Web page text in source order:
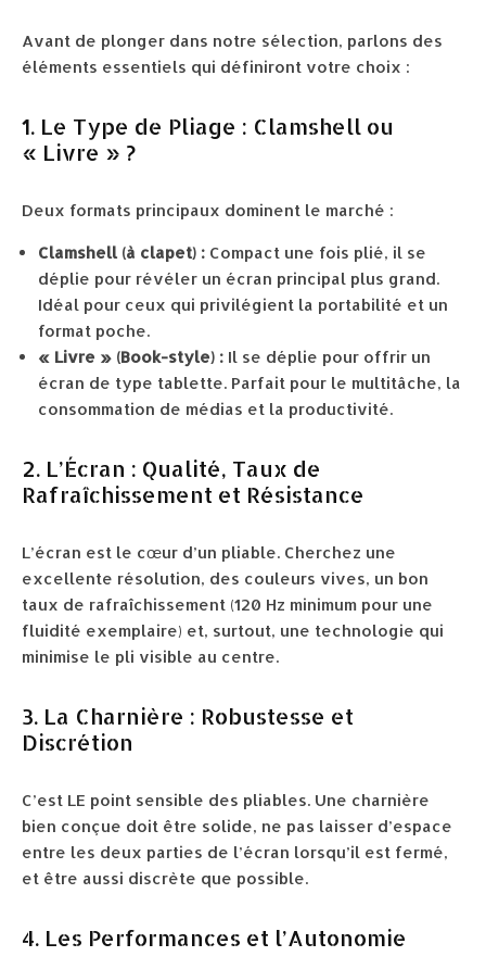
Avant de plonger dans notre sélection, parlons des
éléments essentiels qui définiront votre choix :
1. Le Type de Pliage : Clamshell ou
« Livre » ?
Deux formats principaux dominent le marché :
Clamshell (à clapet) : Compact une fois plié, il se
déplie pour révéler un écran principal plus grand.
Idéal pour ceux qui privilégient la portabilité et un
format poche.
« Livre » (Book-style) : Il se déplie pour offrir un
écran de type tablette. Parfait pour le multitâche, la
consommation de médias et la productivité.
2. L’Écran : Qualité, Taux de
Rafraîchissement et Résistance
L’écran est le cœur d’un pliable. Cherchez une
excellente résolution, des couleurs vives, un bon
taux de rafraîchissement (120 Hz minimum pour une
fluidité exemplaire) et, surtout, une technologie qui
minimise le pli visible au centre.
3. La Charnière : Robustesse et
Discrétion
C’est LE point sensible des pliables. Une charnière
bien conçue doit être solide, ne pas laisser d’espace
entre les deux parties de l’écran lorsqu’il est fermé,
et être aussi discrète que possible.
4. Les Performances et l’Autonomie